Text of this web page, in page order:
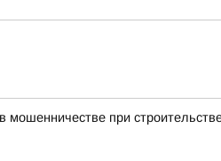
мошенничестве при